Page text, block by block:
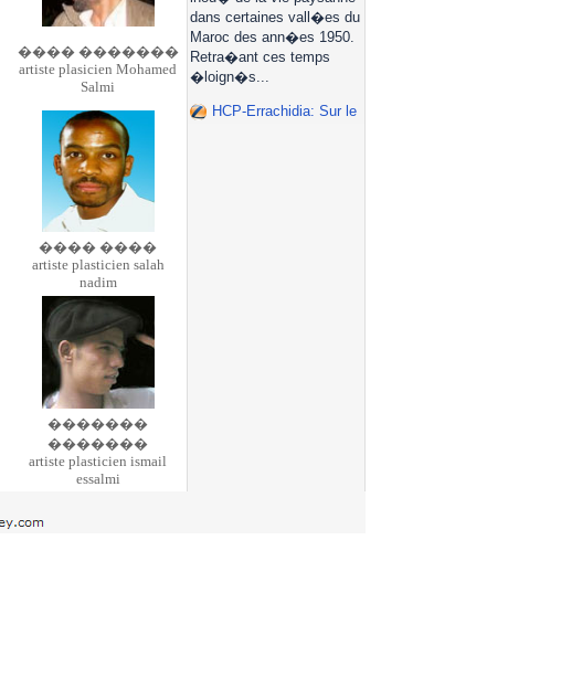
���� �������
artiste plasicien Mohamed
Salmi
���� ����
artiste plasticien salah
nadim
�������
�������
artiste plasticien ismail
essalmi